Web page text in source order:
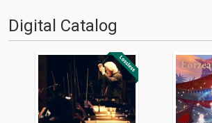
Digital Catalog